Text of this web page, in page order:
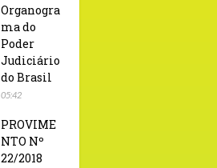
Organogra
ma do
Poder
Judiciário
do Brasil
05:42
PROVIME
NTO Nº
22/2018